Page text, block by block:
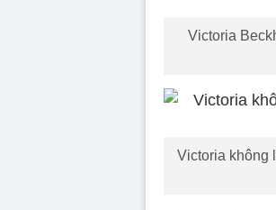
Victoria
Victoria không